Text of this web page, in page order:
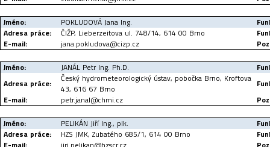
Jméno: POKLUDOVÁ Jana Ing.
Adresa práce:
ČIŽP, Lieberzeitova ul. 748/14, 614 00 Brno
E-mail:
jana.pokludova@cizp.cz
Jméno: JANÁL Petr Ing. Ph.D.
Adresa práce:
Český hydrometeorologický ústav, pobočka Brno, Kroftova
43, 616 67 Brno
E-mail:
petr.janal@chmi.cz
Jméno: PELIKÁN Jiří Ing., plk.
Adresa práce:
HZS JMK, Zubatého 685/1, 614 00 Brno